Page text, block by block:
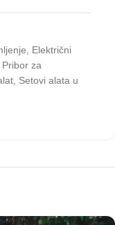
, Električni
Pribor za
, Setovi alata u